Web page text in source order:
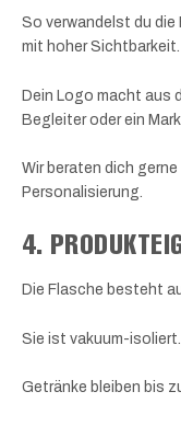
So verwandelst du die
mit hoher Sichtbarkeit.
Dein Logo macht aus
Begleiter oder ein
Wir beraten dich
Personalisierung.
4.
Die Flasche besteht
Sie ist vakuum-isoliert.
Getränke bleiben bis